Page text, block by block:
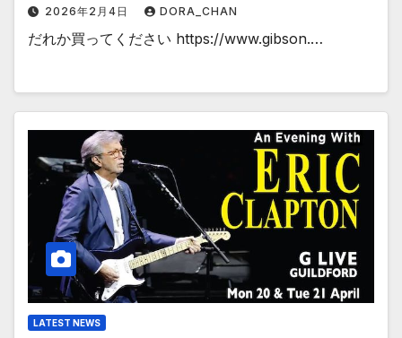
2026年2月4日 DORA_CHAN
だれか買ってください https://www.gibson.…
LATEST NEWS